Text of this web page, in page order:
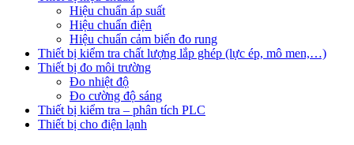
Hiệu chuẩn áp suất
Hiệu chuẩn điện
Hiệu chuẩn cảm biến đo rung
Thiết bị kiểm tra chất lượng lắp ghép (lực ép, mô men,…)
Thiết bị đo môi trường
Đo nhiệt độ
Đo cường độ sáng
Thiết bị kiểm tra – phân tích PLC
Thiết bị cho điện lạnh